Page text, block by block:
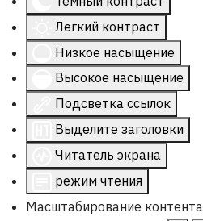
Легкий контраст
Низкое насыщение
Высокое насыщение
Подсветка ссылок
Выделите заголовки
Читатель экрана
режим чтения
Масштабирование контента